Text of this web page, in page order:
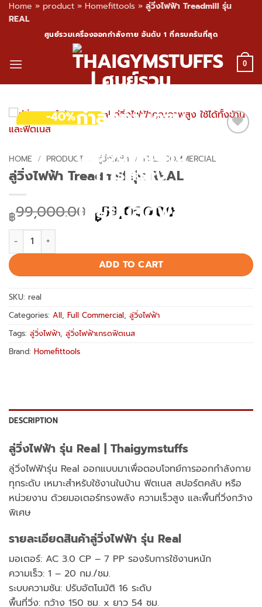
Home » product » Homefittools » ลู่วิ่งไฟฟ้า Treadmill รุ่น
REAL
content
ศูนย์รวมเครื่องออกกำลังกาย อันดับ 1 ที่ครบครันที่สุด
0
-40%
HOME / PRODUCT / ลู่วิ่งไฟฟ้า / FULL COMMERCIAL
ลู่วิ่งไฟฟ้า Treadmill รุ่น REAL
฿99,000.00 Original
price
฿99,000.00.
฿59,000.00
฿59,000.00.
ลู่วิ่งไฟฟ้า Treadmill รุ่น REAL quantity
ADD TO CART
SKU: real
Categories: All, Full Commercial, ลู่วิ่งไฟฟ้า
Tags: ลู่วิ่งไฟฟ้า, ลู่วิ่งไฟฟ้าเกรดฟิตเนส
Brand: Homefittools
DESCRIPTION
ลู่วิ่งไฟฟ้า รุ่น Real | Thaigymstuffs
ลู่วิ่งไฟฟ้ารุ่น Real ออกแบบมาเพื่อตอบโจทย์การออกกำลังกาย
ทุกระดับ เหมาะสำหรับใช้งานในบ้าน ฟิตเนส สปอร์ตคลับ หรือ
หน่วยงาน ด้วยมอเตอร์ทรงพลัง ความเร็วสูง และพื้นที่วิ่งกว้าง
พิเศษ
รายละเอียดสินค้าลู่วิ่งไฟฟ้า รุ่น Real
มอเตอร์: AC 3.0 CP – 7 PP รองรับการใช้งานหนัก
ความเร็ว: 1 – 20 กม./ชม.
ระบบความชัน: ปรับอัตโนมัติ 16 ระดับ
พื้นที่วิ่ง: กว้าง 150 ซม. x ยาว 54 ซม.